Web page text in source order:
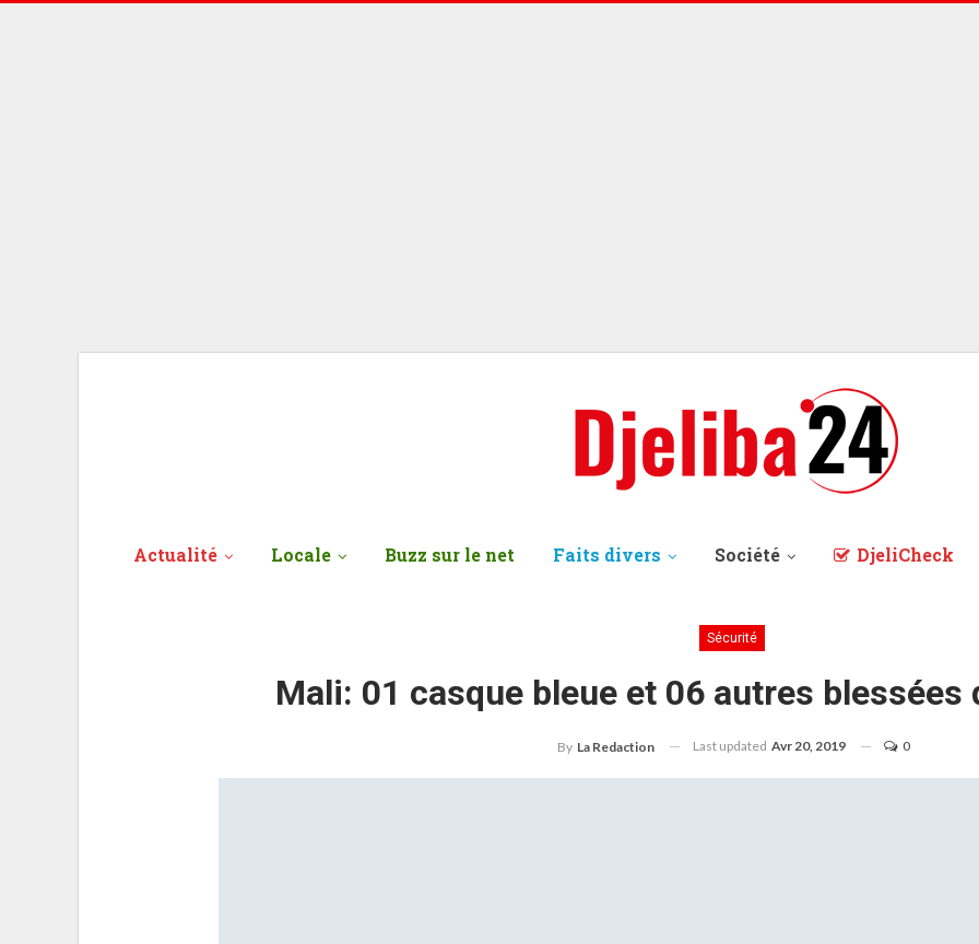
Actualité Locale Buzz sur le net Faits divers Société DjeliCheck
Sécurité
Mali: 01 casque bleue et 06 autres blessées
By La Redaction Last updated Avr 20, 2019 0